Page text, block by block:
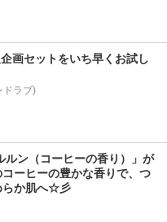
企画セットをいち早くお試し
ドラブ)
ルン（コーヒーの香り）」が
ーヒーの豊かな香りで、つ
らか肌へ☆彡